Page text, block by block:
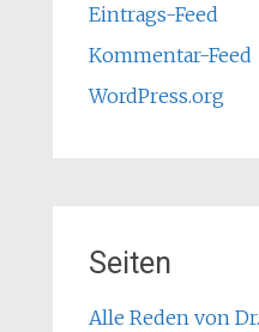
Eintrags-Feed
Kommentar-Feed
WordPress.org
Seiten
Alle Reden von